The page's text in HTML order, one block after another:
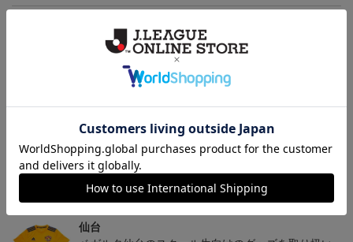
トピックス
仙台
チームマスコットグッズは、サポーターやファン必
見！今すぐチェックしてみてください！
仙台